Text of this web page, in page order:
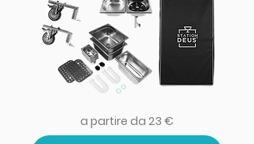
a partire da 23 €